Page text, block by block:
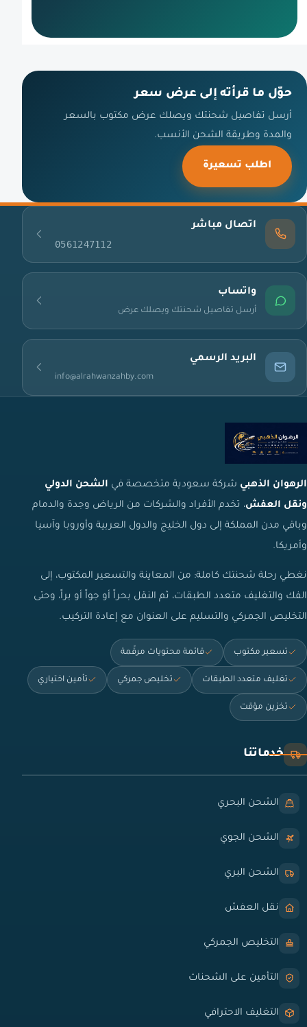
حوّل ما قرأته إلى عرض سعر
أرسل تفاصيل شحنتك ويصلك عرض مكتوب بالسعر
والمدة وطريقة الشحن الأنسب.
اطلب تسعيرة
اتصال مباشر
0561247112
واتساب
أرسل تفاصيل شحنتك ويصلك عرض
البريد الرسمي
info@alrahwanzahby.com
الرهوان الذهبي شركة سعودية متخصصة في الشحن الدولي
ونقل العفش، تخدم الأفراد والشركات من الرياض وجدة والدمام
وباقي مدن المملكة إلى دول الخليج والدول العربية وأوروبا وآسيا
وأمريكا.
نغطي رحلة شحنتك كاملة: من المعاينة والتسعير المكتوب، إلى
الفك والتغليف متعدد الطبقات، ثم النقل بحراً أو جواً أو براً، وحتى
التخليص الجمركي والتسليم على العنوان مع إعادة التركيب.
تسعير مكتوب قائمة محتويات مرقّمة
تغليف متعدد الطبقات تخليص جمركي تأمين اختياري
تخزين مؤقت
خدماتنا
الشحن البحري
الشحن الجوي
الشحن البري
نقل العفش
التخليص الجمركي
التأمين على الشحنات
التغليف الاحترافي